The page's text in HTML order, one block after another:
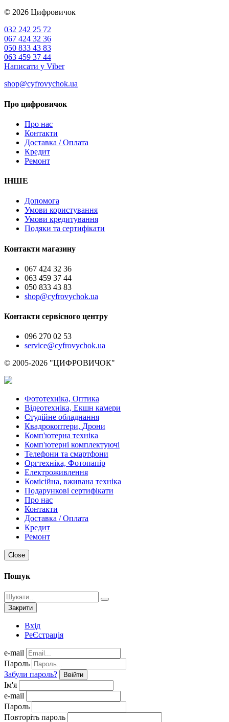
© 2026 Цифровичок
032 242 25 72
067 424 32 36
050 833 43 83
063 459 37 44
Написати у Viber
shop@cyfrovychok.ua
Про цифровичок
Про нас
Контакти
Доставка / Оплата
Кредит
Ремонт
ІНШЕ
Допомога
Умови користування
Умови кредитування
Подяки та сертифікати
Контакти магазину
067 424 32 36
063 459 37 44
050 833 43 83
shop@cyfrovychok.ua
Контакти сервісного центру
096 270 02 53
service@cyfrovychok.ua
© 2005-2026 "ЦИФРОВИЧОК"
Фототехніка, Оптика
Відеотехніка, Екшн камери
Студійне обладнання
Квадрокоптери, Дрони
Комп'ютерна техніка
Комп'ютерні комплектуючі
Телефони та смартфони
Оргтехніка, Фотопапір
Електроживлення
Комісійна, вживана техніка
Подарункові сертифікати
Про нас
Контакти
Доставка / Оплата
Кредит
Ремонт
Close
Пошук
Закрити
Вхід
РеЄстрація
e-mail
Пароль
Забули пароль?
Ввійти
Ім'я
e-mail
Пароль
Повторіть пароль